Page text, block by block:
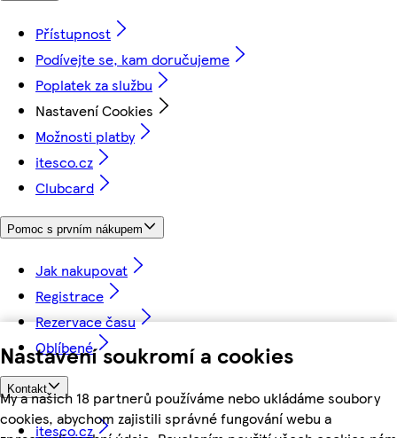
Nastavení soukromí a cookies
My a našich 18 partnerů používáme nebo ukládáme soubory
cookies, abychom zajistili správné fungování webu a
Přístupnost
Podívejte se, kam doručujeme
Poplatek za službu
Nastavení Cookies
Možnosti platby
itesco.cz
Clubcard
Pomoc s prvním nákupem
Jak nakupovat
Registrace
Rezervace času
Oblíbené
Kontakt
itesco.cz